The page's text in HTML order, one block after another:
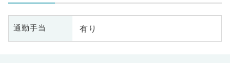
通勤手当 有り